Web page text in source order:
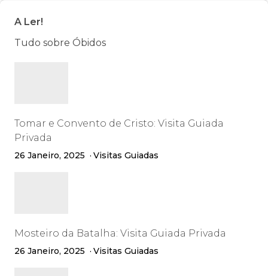
A Ler!
Tudo sobre Óbidos
Tomar e Convento de Cristo: Visita Guiada
Privada
26 Janeiro, 2025 Visitas Guiadas
Mosteiro da Batalha: Visita Guiada Privada
26 Janeiro, 2025 Visitas Guiadas